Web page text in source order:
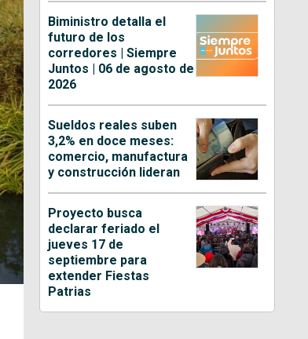
Biministro detalla el
futuro de los
corredores | Siempre
Juntos | 06 de agosto de
2026
Sueldos reales suben
3,2% en doce meses:
comercio, manufactura
y construcción lideran
Proyecto busca
declarar feriado el
jueves 17 de
septiembre para
extender Fiestas
Patrias